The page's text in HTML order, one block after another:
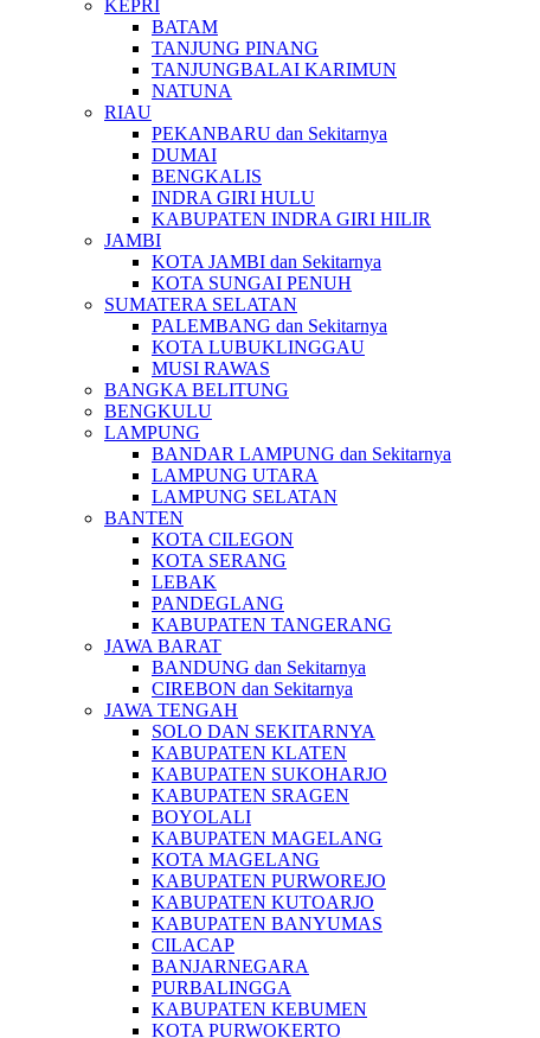
KEPRI
BATAM
TANJUNG PINANG
TANJUNGBALAI KARIMUN
NATUNA
RIAU
PEKANBARU dan Sekitarnya
DUMAI
BENGKALIS
INDRA GIRI HULU
KABUPATEN INDRA GIRI HILIR
JAMBI
KOTA JAMBI dan Sekitarnya
KOTA SUNGAI PENUH
SUMATERA SELATAN
PALEMBANG dan Sekitarnya
KOTA LUBUKLINGGAU
MUSI RAWAS
BANGKA BELITUNG
BENGKULU
LAMPUNG
BANDAR LAMPUNG dan Sekitarnya
LAMPUNG UTARA
LAMPUNG SELATAN
BANTEN
KOTA CILEGON
KOTA SERANG
LEBAK
PANDEGLANG
KABUPATEN TANGERANG
JAWA BARAT
BANDUNG dan Sekitarnya
CIREBON dan Sekitarnya
JAWA TENGAH
SOLO DAN SEKITARNYA
KABUPATEN KLATEN
KABUPATEN SUKOHARJO
KABUPATEN SRAGEN
BOYOLALI
KABUPATEN MAGELANG
KOTA MAGELANG
KABUPATEN PURWOREJO
KABUPATEN KUTOARJO
KABUPATEN BANYUMAS
CILACAP
BANJARNEGARA
PURBALINGGA
KABUPATEN KEBUMEN
KOTA PURWOKERTO